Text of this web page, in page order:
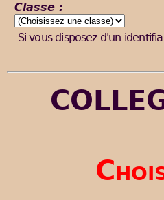
Classe :
Si vous disposez d'un